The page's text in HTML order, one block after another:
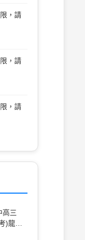
，請
，請
，請
高三
)龍騰